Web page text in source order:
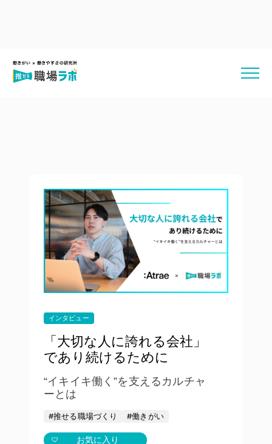
インタビュー
「大切な人に誇れる会社」
であり続けるために
“イキイキ働く”を支えるカルチャ
ーとは
#推せる職場づくり #働きがい
お気に入り